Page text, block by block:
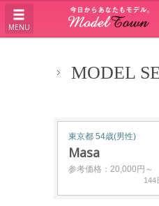
MENU
MODEL
東京都 54歳(男性)
Masa
参考価格：20,000円～
144